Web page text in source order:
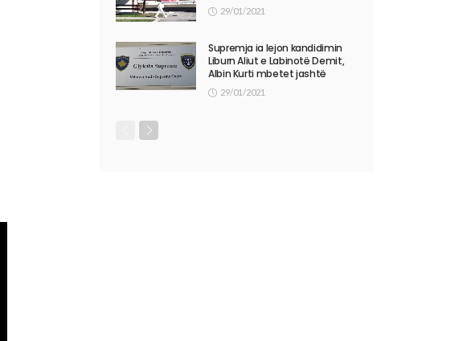
29/01/2021
Supremja ia lejon kandidimin
Liburn Aliut e Labinotë Demit,
Albin Kurti mbetet jashtë
29/01/2021